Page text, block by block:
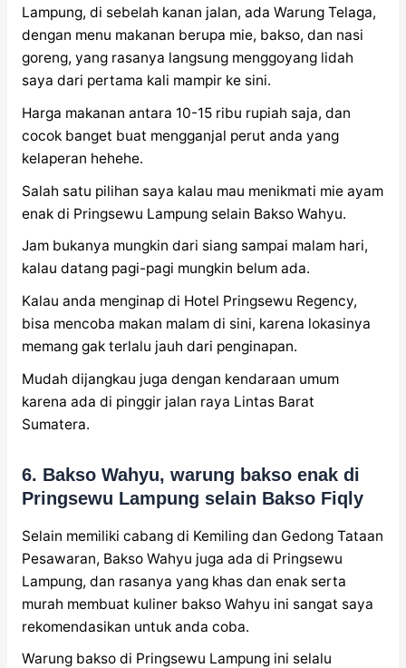
Lampung, di sebelah kanan jalan, ada Warung Telaga,
dengan menu makanan berupa mie, bakso, dan nasi
goreng, yang rasanya langsung menggoyang lidah
saya dari pertama kali mampir ke sini.
Harga makanan antara 10-15 ribu rupiah saja, dan
cocok banget buat mengganjal perut anda yang
kelaperan hehehe.
Salah satu pilihan saya kalau mau menikmati mie ayam
enak di Pringsewu Lampung selain Bakso Wahyu.
Jam bukanya mungkin dari siang sampai malam hari,
kalau datang pagi-pagi mungkin belum ada.
Kalau anda menginap di Hotel Pringsewu Regency,
bisa mencoba makan malam di sini, karena lokasinya
memang gak terlalu jauh dari penginapan.
Mudah dijangkau juga dengan kendaraan umum
karena ada di pinggir jalan raya Lintas Barat
Sumatera.
6. Bakso Wahyu, warung bakso enak di
Pringsewu Lampung selain Bakso Fiqly
Selain memiliki cabang di Kemiling dan Gedong Tataan
Pesawaran, Bakso Wahyu juga ada di Pringsewu
Lampung, dan rasanya yang khas dan enak serta
murah membuat kuliner bakso Wahyu ini sangat saya
rekomendasikan untuk anda coba.
Warung bakso di Pringsewu Lampung ini selalu